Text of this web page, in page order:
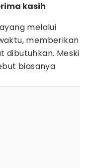
kasih
melalui
memberikan
dibutuhkan. Meski
biasanya